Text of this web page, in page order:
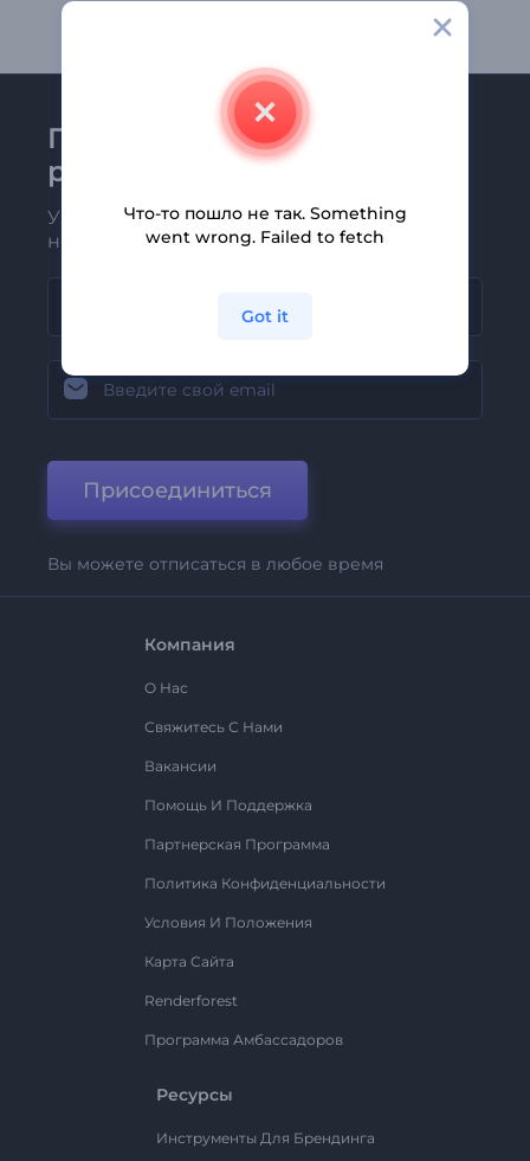
Присоединяйтесь к
рассылке Renderforest
Узнавайте о последних новостях и
новых предложениях первыми
Присоединиться
Вы можете отписаться в любое время
Компания
О Нас
Свяжитесь С Нами
Вакансии
Помощь И Поддержка
Партнерская Программа
Политика Конфиденциальности
Условия И Положения
Карта Сайта
Renderforest
Программа Амбассадоров
Ресурсы
Инструменты Для Брендинга
Что-то пошло не так. Something
went wrong. Failed to fetch
Got it